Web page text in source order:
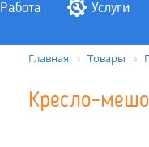
Работа Услуги
Главная Товары
Кресло-